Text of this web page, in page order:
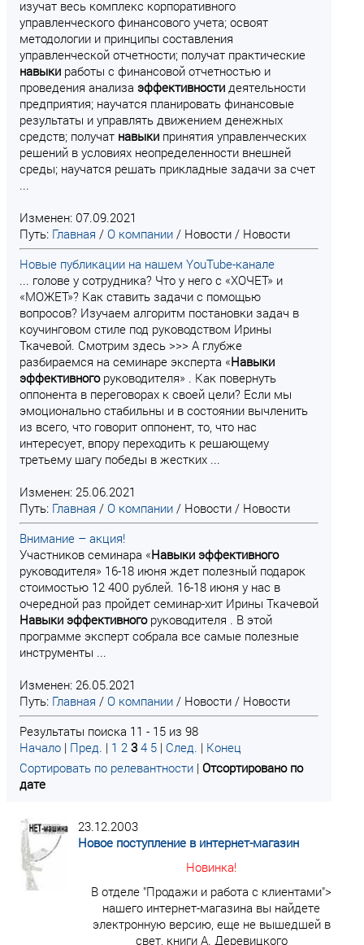
изучат весь комплекс корпоративного
управленческого финансового учета; освоят
методологии и принципы составления
управленческой отчетности; получат практические
навыки работы с финансовой отчетностью и
проведения анализа эффективности деятельности
предприятия; научатся планировать финансовые
результаты и управлять движением денежных
средств; получат навыки принятия управленческих
решений в условиях неопределенности внешней
среды; научатся решать прикладные задачи за счет
...
Изменен: 07.09.2021
Путь: Главная / О компании / Новости / Новости
Новые публикации на нашем YouTube-канале
... голове у сотрудника? Что у него с «ХОЧЕТ» и
«МОЖЕТ»? Как ставить задачи с помощью
вопросов? Изучаем алгоритм постановки задач в
коучинговом стиле под руководством Ирины
Ткачевой. Смотрим здесь >>> А глубже
разбираемся на семинаре эксперта «Навыки
эффективногоруководителя» . Как повернуть
оппонента в переговорах к своей цели? Если мы
эмоционально стабильны и в состоянии вычленить
из всего, что говорит оппонент, то, что нас
интересует, впору переходить к решающему
третьему шагу победы в жестких ...
Изменен: 25.06.2021
Путь: Главная / О компании / Новости / Новости
Внимание – акция!
Участников семинара «Навыки эффективного
руководителя» 16-18 июня ждет полезный подарок
стоимостью 12 400 рублей. 16-18 июня у нас в
очередной раз пройдет семинар-хит Ирины Ткачевой
Навыки эффективногоруководителя . В этой
программе эксперт собрала все самые полезные
инструменты ...
Изменен: 26.05.2021
Путь: Главная / О компании / Новости / Новости
Результаты поиска 11 - 15 из 98
Начало | Пред. | 1 2 3 4 5 | След. | Конец
Сортировать по релевантности | Отсортировано по
дате
23.12.2003
Новое поступление в интернет-магазин
Новинка!
В отделе "Продажи и работа с клиентами">
нашего интернет-магазина вы найдете
электронную версию, еще не вышедшей в
свет, книги А. Деревицкого